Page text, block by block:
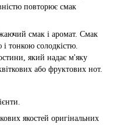
повторює смак
смак і аромат. Смак
і тонкою солодкістю.
який надає м'яку
або фруктових нот.
якостей оригінальних